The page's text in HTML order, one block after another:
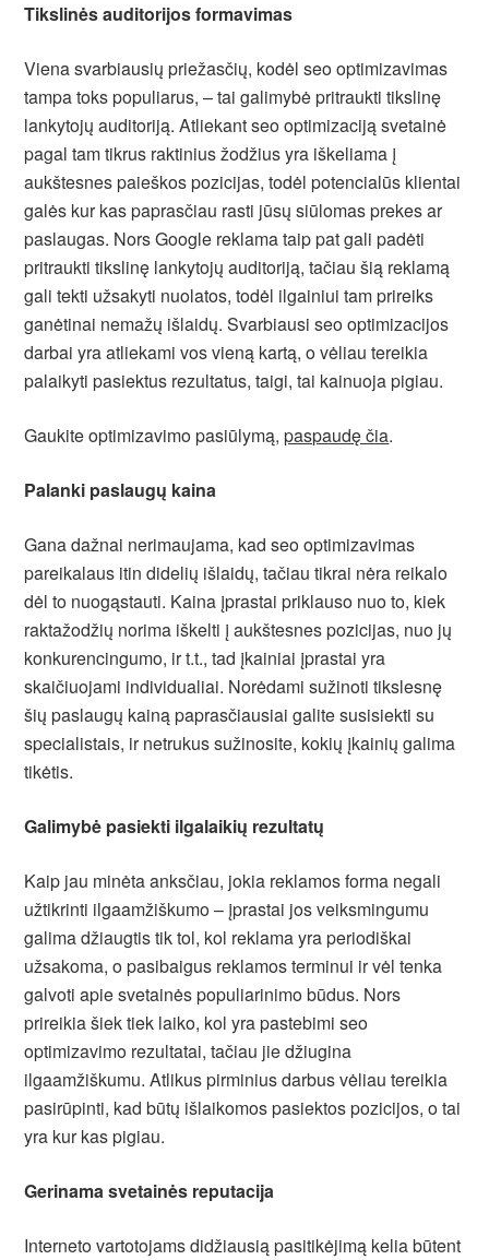
Tikslinės auditorijos formavimas
Viena svarbiausių priežasčių, kodėl seo optimizavimas
tampa toks populiarus, – tai galimybė pritraukti tikslinę
lankytojų auditoriją. Atliekant seo optimizaciją svetainė
pagal tam tikrus raktinius žodžius yra iškeliama į
aukštesnes paieškos pozicijas, todėl potencialūs klientai
galės kur kas paprasčiau rasti jūsų siūlomas prekes ar
paslaugas. Nors Google reklama taip pat gali padėti
pritraukti tikslinę lankytojų auditoriją, tačiau šią reklamą
gali tekti užsakyti nuolatos, todėl ilgainiui tam prireiks
ganėtinai nemažų išlaidų. Svarbiausi seo optimizacijos
darbai yra atliekami vos vieną kartą, o vėliau tereikia
palaikyti pasiektus rezultatus, taigi, tai kainuoja pigiau.
Gaukite optimizavimo pasiūlymą,paspaudę čia.
Palanki paslaugų kaina
Gana dažnai nerimaujama, kad seo optimizavimas
pareikalaus itin didelių išlaidų, tačiau tikrai nėra reikalo
dėl to nuogąstauti. Kaina įprastai priklauso nuo to, kiek
raktažodžių norima iškelti į aukštesnes pozicijas, nuo jų
konkurencingumo, ir t.t., tad įkainiai įprastai yra
skaičiuojami individualiai. Norėdami sužinoti tikslesnę
šių paslaugų kainą paprasčiausiai galite susisiekti su
specialistais, ir netrukus sužinosite, kokių įkainių galima
tikėtis.
Galimybė pasiekti ilgalaikių rezultatų
Kaip jau minėta anksčiau, jokia reklamos forma negali
užtikrinti ilgaamžiškumo – įprastai jos veiksmingumu
galima džiaugtis tik tol, kol reklama yra periodiškai
užsakoma, o pasibaigus reklamos terminui ir vėl tenka
galvoti apie svetainės populiarinimo būdus. Nors
prireikia šiek tiek laiko, kol yra pastebimi seo
optimizavimo rezultatai, tačiau jie džiugina
ilgaamžiškumu. Atlikus pirminius darbus vėliau tereikia
pasirūpinti, kad būtų išlaikomos pasiektos pozicijos, o tai
yra kur kas pigiau.
Gerinama svetainės reputacija
Interneto vartotojams didžiausią pasitikėjimą kelia būtent